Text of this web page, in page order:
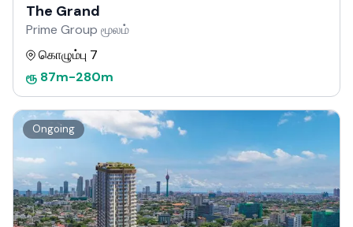
The Grand
Prime Group மூலம்
கொழும்பு 7
ரூ 87m-280m
Ongoing